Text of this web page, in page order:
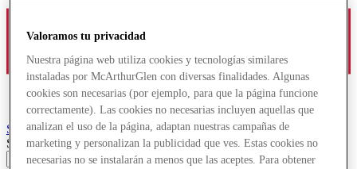
SerravalleDesigner Outlet
Search input
Valoramos tu privacidad
Nuestra página web utiliza cookies y tecnologías similares
instaladas por McArthurGlen con diversas finalidades. Algunas
cookies son necesarias (por ejemplo, para que la página funcione
correctamente). Las cookies no necesarias incluyen aquellas que
analizan el uso de la página, adaptan nuestras campañas de
marketing y personalizan la publicidad que ves. Estas cookies no
necesarias no se instalarán a menos que las aceptes. Para obtener